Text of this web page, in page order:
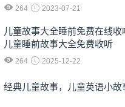
264 2023-07-21
儿童故事大全睡前免费在线收
儿童睡前故事大全免费收听
264 2025-12-22
经典儿童故事，儿童英语小故